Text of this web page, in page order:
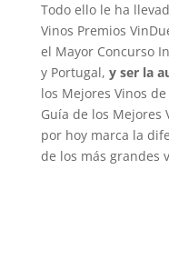
Todo ello le ha
Vinos Premios
el Mayor Concurso
y Portugal, y ser la
los Mejores Vinos
Guía de los Mejores
por hoy marca la
de los más grandes